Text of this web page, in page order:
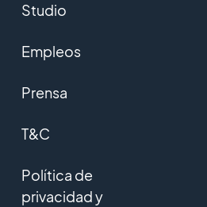
Studio
Empleos
Prensa
T&C
Política de
privacidad y